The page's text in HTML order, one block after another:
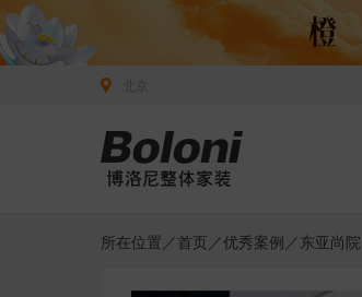
所在位置／首页 ／优秀案例 ／东亚尚院